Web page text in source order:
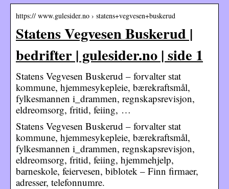
https:// www.gulesider.no › statens+vegvesen+buskerud
Statens Vegvesen Buskerud |
bedrifter | gulesider.no | side 1
Statens Vegvesen Buskerud – forvalter stat
kommune, hjemmesykepleie, bærekraftsmål,
fylkesmannen i_drammen, regnskapsrevisjon,
eldreomsorg, fritid, feiing, …
Statens Vegvesen Buskerud – forvalter stat
kommune, hjemmesykepleie, bærekraftsmål,
fylkesmannen i_drammen, regnskapsrevisjon,
eldreomsorg, fritid, feiing, hjemmehjelp,
barneskole, feiervesen, biblotek – Finn firmaer,
adresser, telefonnumre.